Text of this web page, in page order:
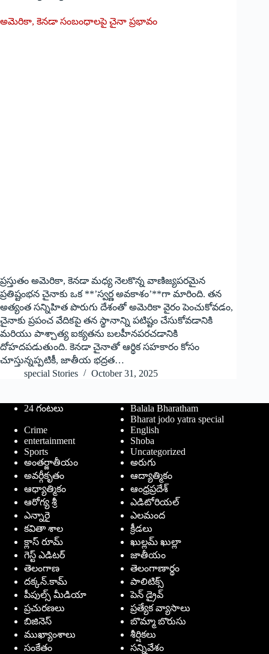
అమెరికా, కెనడా సంబంధాలపై చైనా ప్రభావం
ప్రస్తుతం అమెరికా, కెనడా మధ్య నెలకొన్న వాణిజ్యపరమైన
ప్రతిష్టంభన చైనాకు ఒక **’స్వర్ణ అవకాశం’**గా మారింది. తన
అత్యంత సన్నిహిత పొరుగు దేశంతో అమెరికా వైరం పెంచుకోవడం,
చైనాకు ప్రపంచ వేదికపై తన స్థానాన్ని పటిష్టం చేసుకోవడానికి
మరియు పాశ్చాత్య ఐక్యతను బలహీనపరచడానికి
దోహదపడుతుంది. కెనడా చైనాతో ఆర్థిక సహకారం కోసం
చూస్తున్నప్పటికీ, జాతీయ భద్రత…
special Stories
October 31, 2025
24 గంటలు
Balala Bharatham
Bharat jodo yatra special
Crime
English
entertainment
Shoba
Sports
Uncategorized
అంతర్జాతీయం
అరుగు
అవర్గీకృతం
ఆద్యాత్మికం
ఆధ్యాత్మికం
ఆంధ్రప్రదేశ్
ఆరోగ్య శ్రీ
ఎడిటోరియల్
ఎన్నారై
ఎలమంద
కవితా శాల
క్రీడలు
క్లాస్ రూమ్
ఖుల్లమ్ ఖుల్లా
గెస్ట్ ఎడిటర్
జాతీయం
తెలంగాణ
తెలంగాణార్థం
దక్కన్.కామ్
పాలిటిక్స్
పీపుల్స్ ‌మీడియా
పెన్ డ్రైవ్
ప్రచురణలు
ప్రత్యేక వ్యాసాలు
బిజినెస్
బొమ్మా బొరుసు
ముఖ్యాంశాలు
శీర్షికలు
సంకేతం
సన్నివేశం